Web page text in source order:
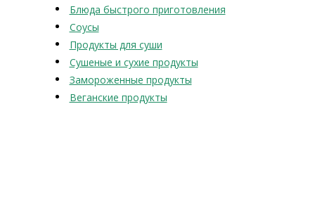
Блюда быстрого приготовления
Соусы
Продукты для суши
Сушеные и сухие продукты
Замороженные продукты
Веганские продукты